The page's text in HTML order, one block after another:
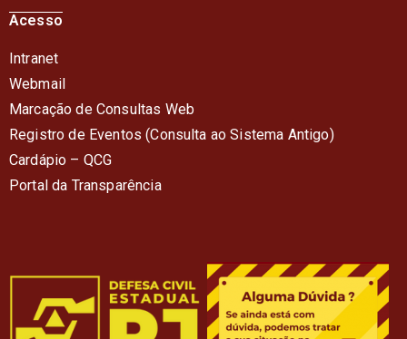
Acesso
Intranet
Webmail
Marcação de Consultas Web
Registro de Eventos (Consulta ao Sistema Antigo)
Cardápio – QCG
Portal da Transparência